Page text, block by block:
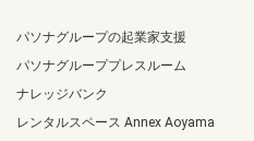
パソナグループの起業家支援
パソナグループプレスルーム
ナレッジバンク
レンタルスペース Annex Aoyama